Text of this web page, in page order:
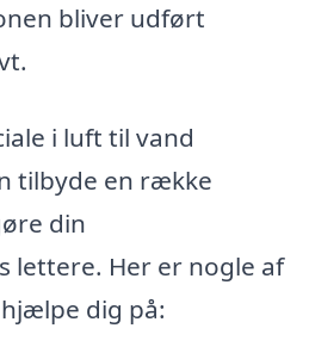
bliver udført
i luft til vand
tilbyde en række
din
lettere. Her er nogle af
dig på: